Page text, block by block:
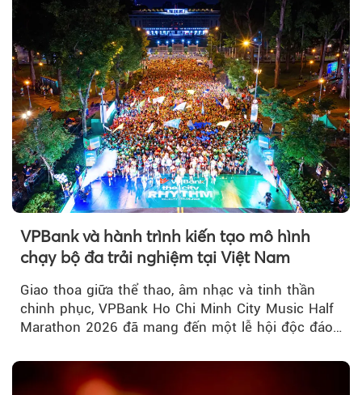
một tháng.
VPBank và hành trình kiến tạo mô hình
chạy bộ đa trải nghiệm tại Việt Nam
Giao thoa giữa thể thao, âm nhạc và tinh thần
chinh phục, VPBank Ho Chi Minh City Music Half
Marathon 2026 đã mang đến một lễ hội độc đáo